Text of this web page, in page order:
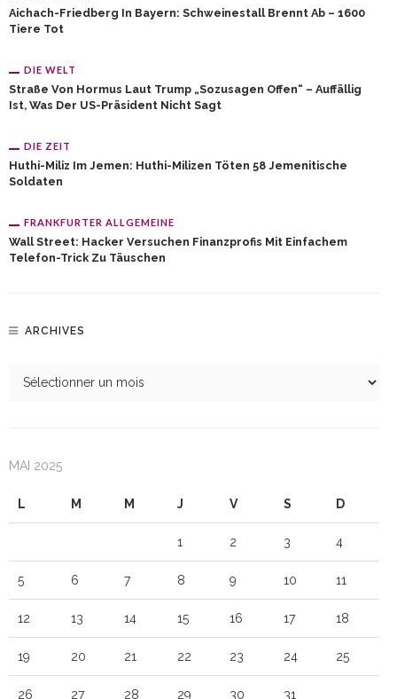
Aichach-Friedberg In Bayern: Schweinestall Brennt Ab – 1600
Tiere Tot
DIE WELT
Straße Von Hormus Laut Trump „sozusagen Offen“ – Auffällig
Ist, Was Der US-Präsident Nicht Sagt
DIE ZEIT
Huthi-Miliz Im Jemen: Huthi-Milizen Töten 58 Jemenitische
Soldaten
FRANKFURTER ALLGEMEINE
Wall Street: Hacker Versuchen Finanzprofis Mit Einfachem
Telefon-Trick Zu Täuschen
ARCHIVES
MAI 2025
L M M J V S D
1 2 3 4
5 6 7 8 9 10 11
12 13 14 15 16 17 18
19 20 21 22 23 24 25
26 27 28 29 30 31